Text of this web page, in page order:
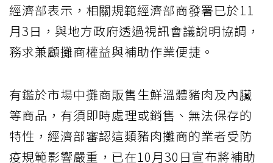
經濟部表示，相關規範經濟部商發署已於11
月3日，與地方政府透過視訊會議說明協調，
務求兼顧攤商權益與補助作業便捷。
有鑑於市場中攤商販售生鮮溫體豬肉及內臟
等商品，有須即時處理或銷售、無法保存的
特性，經濟部審認這類豬肉攤商的業者受防
疫規範影響嚴重，已在10月30日宣布將補助